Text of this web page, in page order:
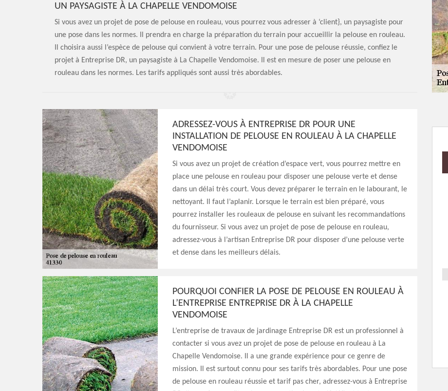
UN PAYSAGISTE À LA CHAPELLE VENDOMOISE
Si vous avez un projet de pose de pelouse en rouleau, vous pourrez vous adresser à ‘client}, un paysagiste pour
une pose dans les normes. Il prendra en charge la préparation du terrain pour accueillir la pelouse en rouleau.
Il choisira aussi l’espèce de pelouse qui convient à votre terrain. Pour une pose de pelouse réussie, confiez le
projet à Entreprise DR, un paysagiste à La Chapelle Vendomoise. Il est en mesure de poser une pelouse en
rouleau dans les normes. Les tarifs appliqués sont aussi très abordables.
ADRESSEZ-VOUS À ENTREPRISE DR POUR UNE
INSTALLATION DE PELOUSE EN ROULEAU À LA CHAPELLE
VENDOMOISE
Si vous avez un projet de création d’espace vert, vous pourrez mettre en
place une pelouse en rouleau pour disposer une pelouse verte et dense
dans un délai très court. Vous devez préparer le terrain en le labourant, le
nettoyant. Il faut l’aplanir. Lorsque le terrain est bien préparé, vous
pourrez installer les rouleaux de pelouse en suivant les recommandations
du fournisseur. Si vous avez un projet de pose de pelouse en rouleau,
adressez-vous à l’artisan Entreprise DR pour disposer d’une pelouse verte
et dense dans les meilleurs délais.
POURQUOI CONFIER LA POSE DE PELOUSE EN ROULEAU À
L’ENTREPRISE ENTREPRISE DR À LA CHAPELLE
VENDOMOISE
L’entreprise de travaux de jardinage Entreprise DR est un professionnel à
contacter si vous avez un projet de pose de pelouse en rouleau à La
Chapelle Vendomoise. Il a une grande expérience pour ce genre de
mission. Il est surtout connu pour ses tarifs très abordables. Pour une pose
de pelouse en rouleau réussie et tarif pas cher, adressez-vous à Entreprise